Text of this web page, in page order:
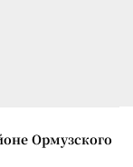
Ормузского